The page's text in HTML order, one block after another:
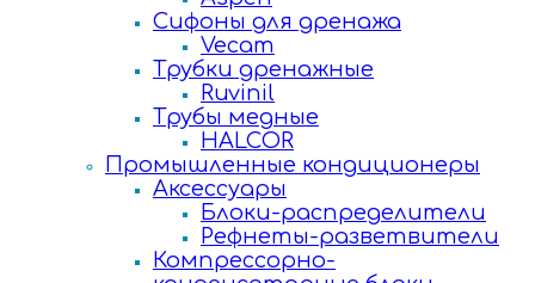
Сифоны для дренажа
Vecam
Трубки дренажные
Ruvinil
Трубы медные
HALCOR
Промышленные кондиционеры
Аксессуары
Блоки-распределители
Рефнеты-разветвители
Компрессорно-